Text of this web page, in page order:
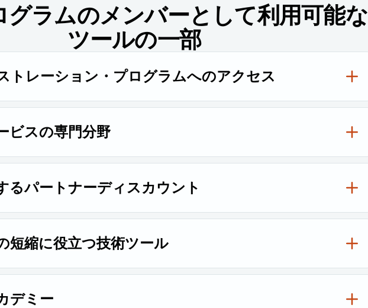
グラムのメンバーとして利用可能な
ツールの一部
トレーション・プログラムへのアクセス
高い割引率、Rapid7の充実したセールスサポート、案件の保護、および優先的な
ます。
ビスの専門分野
認定資格を活用して、サービスの収益化を図り、他社との差別化を図ることがで
るパートナーディスカウント
方に対して、Rapid7 製品/サービスの再販で最大の利益を獲得できます。
短縮に役立つ技術ツール
歴のある Partner Demo Lab を活用して実践的な経験を積み、お客様へのサポート
う。
デミー